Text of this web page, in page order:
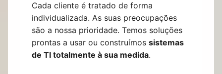
Cada cliente é tratado de forma
individualizada. As suas preocupações
são a nossa prioridade. Temos soluções
prontas a usar ou construímos sistemas
de TI totalmente à sua medida.